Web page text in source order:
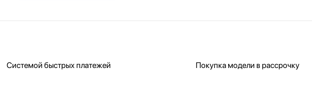
Системой быстрых платежей Покупка модели в рассрочку